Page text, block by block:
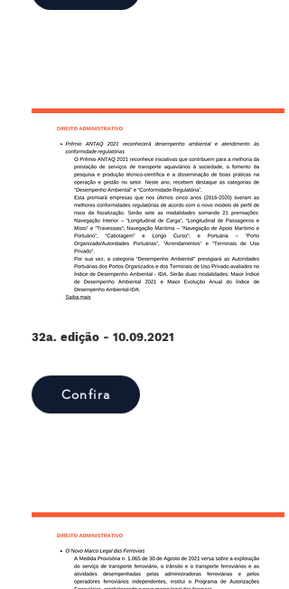
32a. edição - 10.09.2021
Confira